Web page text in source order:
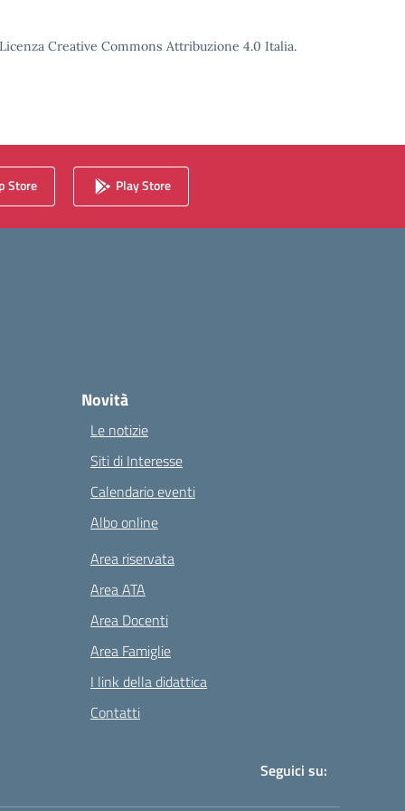
Creative Commons Attribuzione 4.0 Italia.
Store Play Store
Novità
Le notizie
Siti di Interesse
Calendario eventi
Albo online
Area riservata
Area ATA
Area Docenti
Area Famiglie
I link della didattica
Contatti
Seguici su: